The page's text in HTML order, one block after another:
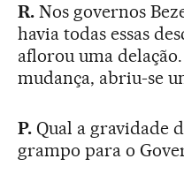
R. Nos governos
havia todas essas
aflorou uma
mudança, abriu-se
P. Qual a gravidade
grampo para o